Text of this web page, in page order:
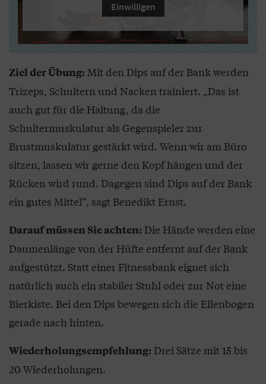
Einwilligen
Ziel der Übung: Mit den Dips auf der Bank werden
Trizeps, Schultern und Nacken trainiert. „Das ist
auch gut für die Haltung, da die
Schultermuskulatur als Gegenspieler zur
Brustmuskulatur gestärkt wird. Wenn wir am Büro
sitzen, lassen wir gerne den Kopf hängen und der
Rücken wird rund. Dagegen sind Dips auf der Bank
ein gutes Mittel“, sagt Benedikt Ernst.
Darauf müssen Sie achten: Die Hände werden eine
Daumenlänge von der Hüfte entfernt auf der Bank
aufgestützt. Statt einer Fitnessbank eignet sich
natürlich auch ein stabiler Stuhl oder zur Not eine
Bierkiste. Bei den Dips bewegen sich die Ellenbogen
gerade nach hinten.
Wiederholungsempfehlung: Drei Sätze mit 15 bis
20 Wiederholungen.